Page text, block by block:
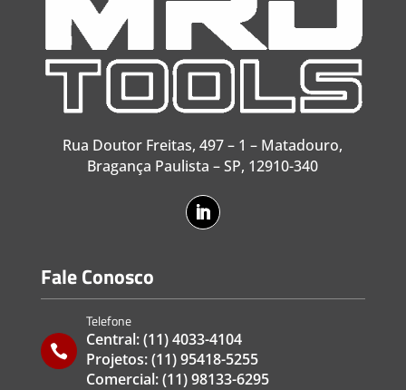
Rua Doutor Freitas, 497 – 1 – Matadouro,
Bragança Paulista – SP, 12910-340
Fale Conosco

Telefone
Central:(11) 4033-4104
Projetos:(11) 95418-5255
Comercial:(11) 98133-6295